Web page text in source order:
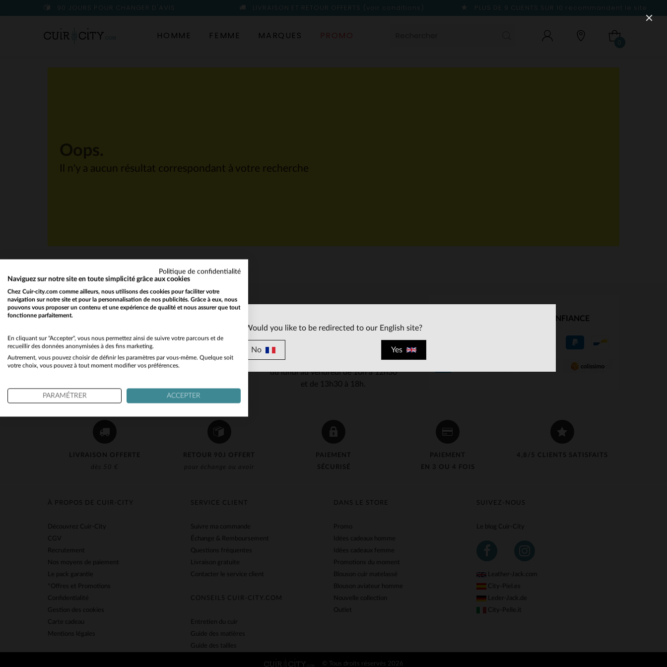
90 JOURS POUR CHANGER D'AVIS LIVRAISON ET RETOUR OFFERTS (voir conditions) PLUS DE 9 CLIENTS SUR 10 recommandent le site
HOMME FEMME MARQUES PROMO
0
Il n'y a aucun résultat correspondant à votre recherche
LIVRAISON OFFERTE
dès 50 €
RETOUR 90J OFFERT
pour échange ou avoir
PAIEMENT
SÉCURISÉ
PAIEMENT
EN 3 OU 4 FOIS
4,8/5 CLIENTS SATISFAITS
Recevez par mail nos promos
et bons plans !
au 03 59 08 80 80
contact@cuir-
du lundi au vendredi de 10h à 12h30
et de 13h30 à 18h.
NOS PARTENAIRES DE CONFIANCE
SUIVEZ-NOUS
Le blog Cuir-City
Leather-Jack.com
City-Piel.es
Leder-Jack.de
City-Pelle.it
SERVICE CLIENT
Suivre ma commande
Échange & Remboursement
Questions fréquentes
Livraison gratuite
Contacter le service client
CONSEILS CUIR-CITY.COM
Entretien du cuir
Guide des matières
Guide des tailles
DANS LE STORE
Promo
Idées cadeaux homme
Idées cadeaux femme
Promotions du moment
Blouson cuir matelassé
Blouson aviateur homme
Nouvelle collection
Outlet
À PROPOS DE CUIR-CITY
Découvrez Cuir-City
CGV
Recrutement
Nos moyens de paiement
Le pack garantie
*Offres et Promotions
Confidentialité
Gestion des cookies
Carte cadeau
Mentions légales
© Tous droits réservés 2026
Would you like to be redirected to our English site?
No Yes
Politique de confidentialité
Naviguez sur notre site en toute simplicité grâce aux cookies
Chez Cuir-city.com comme ailleurs, nous utilisons des cookies pour faciliter votre
navigation sur notre site et pour la personnalisation de nos publicités. Grâce à eux, nous
pouvons vous proposer un contenu et une expérience de qualité et nous assurer que tout
fonctionne parfaitement.
En cliquant sur "Accepter", vous nous permettez ainsi de suivre votre parcours et de
recueillir des données anonymisées à des fins marketing.
Autrement, vous pouvez choisir de définir les paramètres par vous-même. Quelque soit
votre choix, vous pouvez à tout moment modifier vos préférences.
PARAMÉTRER ACCEPTER